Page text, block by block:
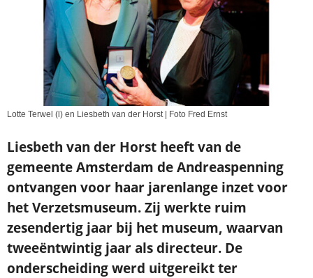
Lotte Terwel (l) en Liesbeth van der Horst | Foto Fred Ernst
Liesbeth van der Horst heeft van de
gemeente Amsterdam de Andreaspenning
ontvangen voor haar jarenlange inzet voor
het Verzetsmuseum. Zij werkte ruim
zesendertig jaar bij het museum, waarvan
tweeëntwintig jaar als directeur. De
onderscheiding werd uitgereikt ter